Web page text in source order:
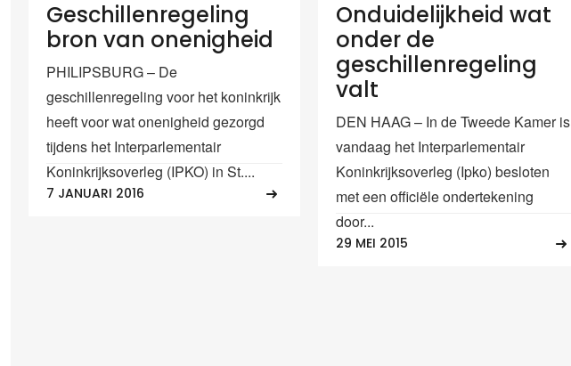
Geschillenregeling
bron van onenigheid
PHILIPSBURG – De
geschillenregeling voor het koninkrijk
heeft voor wat onenigheid gezorgd
tijdens het Interparlementair
Koninkrijksoverleg (IPKO) in St....
7 JANUARI 2016
Onduidelijkheid wat
onder de
geschillenregeling
valt
DEN HAAG – In de Tweede Kamer is
vandaag het Interparlementair
Koninkrijksoverleg (Ipko) besloten
met een officiële ondertekening
door...
29 MEI 2015